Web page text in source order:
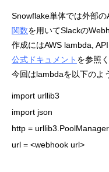
Snowflake単体では外部
関数を用いてSlackの
作成にはAWS lambda,
公式ドキュメント を参照
今回はlambdaを以下のよ
import urllib3
import json
http =
url = <webhook url>